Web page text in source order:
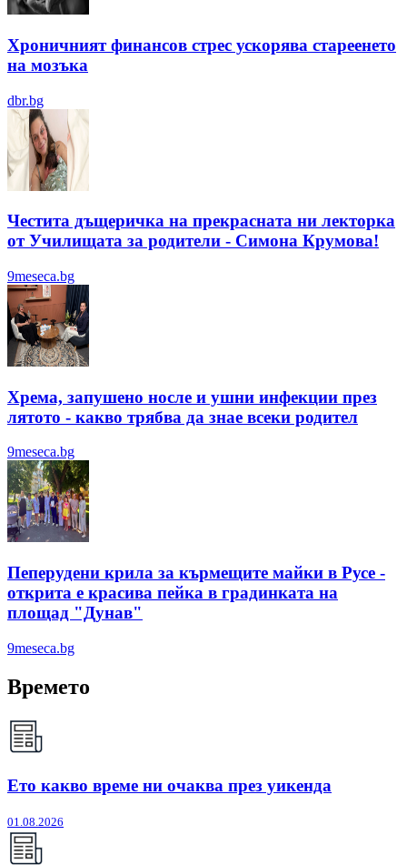
Хроничният финансов стрес ускорява стареенето
на мозъка
dbr.bg
Честита дъщеричка на прекрасната ни лекторка
от Училищата за родители - Симона Крумова!
9meseca.bg
Хрема, запушено носле и ушни инфекции през
лятотo - какво трябва да знае всеки родител
9meseca.bg
Пеперудени крила за кърмещите майки в Русе -
открита е красива пейка в градинката на
площад "Дунав"
9meseca.bg
Времето
Ето какво време ни очаква през уикенда
01.08.2026